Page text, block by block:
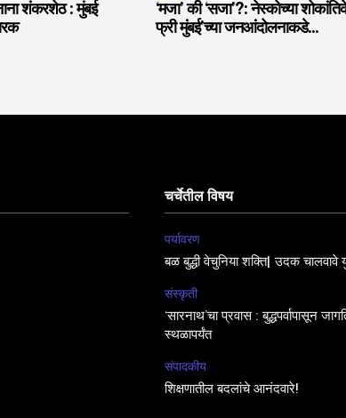
शंकरशेठ : मुंबई
‘मजा’ की ‘सजा’?: नेस्कोच्या
फ्री मुंबई’च्या जनआंदोलनाकडे…
चर्चेतील विषय
पर्यावरण
बळ बुद्धी वेचुनिया शक्ति| उदक चालवावे
संस्कृती
‘सारनाथ’चा प्रवास : बुद्धपर्वापासून
स्थळापर्यंत
संपादकीय
शिक्षणातील बदलांचे आनंदवारे!